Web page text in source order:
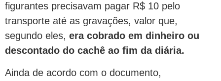
figurantes precisavam pagar R$ 10 pelo
transporte até as gravações, valor que,
segundo eles, era cobrado em dinheiro ou
descontado do cachê ao fim da diária.
Ainda de acordo com o documento,